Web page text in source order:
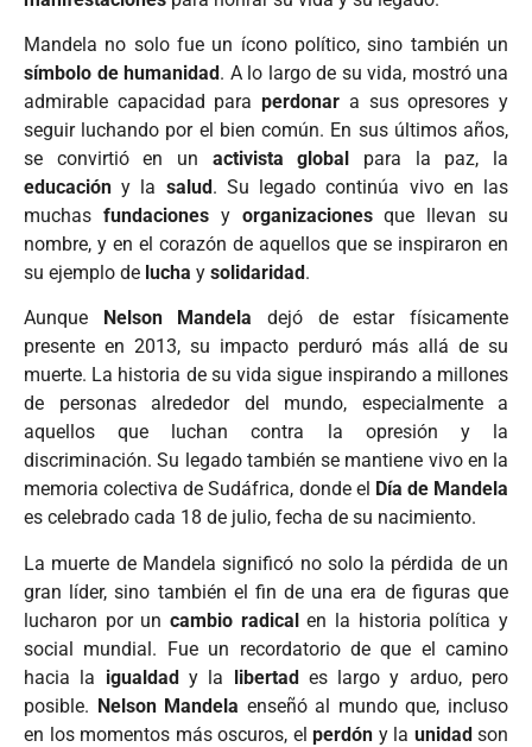
Mandela no solo fue un ícono político, sino también un
símbolo de humanidad. A lo largo de su vida, mostró una
admirable capacidad paraperdonar a sus opresores y
seguir luchando por el bien común. En sus últimos años,
se convirtió en un activista global para la paz, la
educación y la salud. Su legado continúa vivo en las
muchas fundacionesy organizacionesque llevan su
nombre, y en el corazón de aquellos que se inspiraron en
su ejemplo de lucha y solidaridad.
Aunque Nelson Mandela dejó de estar físicamente
presente en 2013, su impacto perduró más allá de su
muerte. La historia de su vida sigue inspirando a millones
de personas alrededor del mundo, especialmente a
aquellos que luchan contra la opresión y la
discriminación. Su legado también se mantiene vivo en la
memoria colectiva de Sudáfrica, donde el Día de Mandela
es celebrado cada 18 de julio, fecha de su nacimiento.
La muerte de Mandela significó no solo la pérdida de un
gran líder, sino también el fin de una era de figuras que
lucharon por un cambio radicalen la historia política y
social mundial. Fue un recordatorio de que el camino
hacia la igualdady la libertades largo y arduo, pero
posible. Nelson Mandela enseñó al mundo que, incluso
en los momentos más oscuros, el perdón y la unidadson